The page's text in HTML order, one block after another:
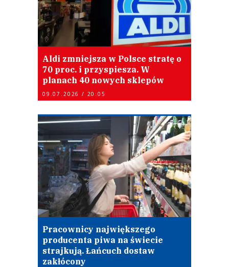
Aldi zmniejsza w Polsce stratę o
70 proc. i przyspiesza. W
planach 40 nowych sklepów
09.07.2026 / 20:05
Pracownicy największego
producenta piwa na świecie
strajkują. Łańcuch dostaw
zakłócony